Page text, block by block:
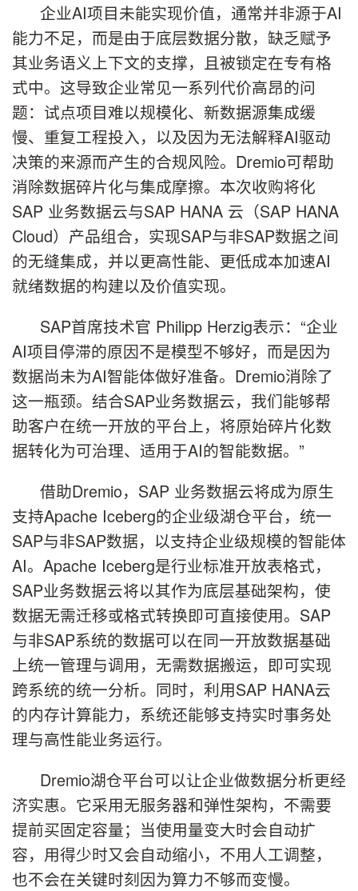
企业AI项目未能实现价值，通常并非源于AI
能力不足，而是由于底层数据分散，缺乏赋予
其业务语义上下文的支撑，且被锁定在专有格
式中。这导致企业常见一系列代价高昂的问
题：试点项目难以规模化、新数据源集成缓
慢、重复工程投入，以及因为无法解释AI驱动
决策的来源而产生的合规风险。Dremio可帮助
消除数据碎片化与集成摩擦。本次收购将化
SAP 业务数据云与SAP HANA 云（SAP HANA
Cloud）产品组合，实现SAP与非SAP数据之间
的无缝集成，并以更高性能、更低成本加速AI
就绪数据的构建以及价值实现。
SAP首席技术官 Philipp Herzig表示：“企业
AI项目停滞的原因不是模型不够好，而是因为
数据尚未为AI智能体做好准备。Dremio消除了
这一瓶颈。结合SAP业务数据云，我们能够帮
助客户在统一开放的平台上，将原始碎片化数
据转化为可治理、适用于AI的智能数据。”
借助Dremio，SAP 业务数据云将成为原生
支持Apache Iceberg的企业级湖仓平台，统一
SAP与非SAP数据，以支持企业级规模的智能体
AI。Apache Iceberg是行业标准开放表格式，
SAP业务数据云将以其作为底层基础架构，使
数据无需迁移或格式转换即可直接使用。SAP
与非SAP系统的数据可以在同一开放数据基础
上统一管理与调用，无需数据搬运，即可实现
跨系统的统一分析。同时，利用SAP HANA云
的内存计算能力，系统还能够支持实时事务处
理与高性能业务运行。
Dremio湖仓平台可以让企业做数据分析更经
济实惠。它采用无服务器和弹性架构，不需要
提前买固定容量；当使用量变大时会自动扩
容，用得少时又会自动缩小，不用人工调整，
也不会在关键时刻因为算力不够而变慢。